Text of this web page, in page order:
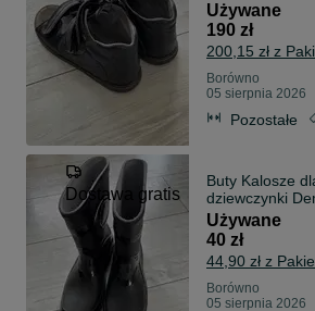
Używane
190 zł
200,15 zł z
Borówno
05 sierpnia 2026
Pozostałe
Dostawa gratis
Buty Kalosze
dziewczynki
Używane
40 zł
44,90 zł z
Borówno
05 sierpnia 2026